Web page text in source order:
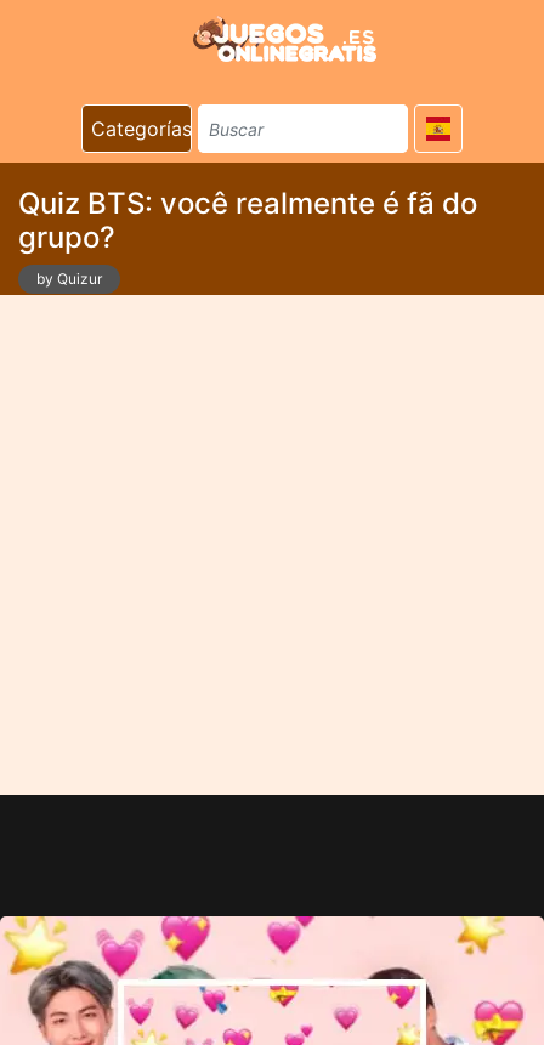
Categorías
Quiz BTS: você realmente é fã do
grupo?
by Quizur